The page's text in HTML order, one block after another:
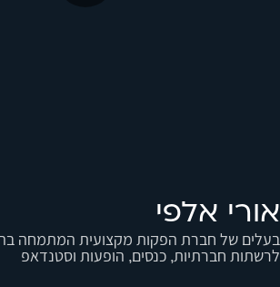
אורי אלפי
לרשתות חברתיות, כנסים, הופעות וסטנדאפ